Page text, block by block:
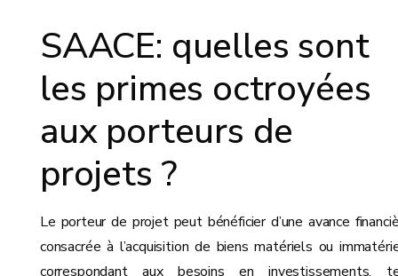
SAACE: quelles sont
les primes octroyées
aux porteurs de
projets ?
Le porteur de projet peut bénéficier d’une avance
consacrée à l’acquisition de biens matériels ou
correspondant aux besoins en investissements,